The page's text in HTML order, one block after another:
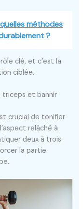
méthodes
?
clé, et c’est la
ciblée.
triceps et bannir
crucial de tonifier
relâché à
deux à trois
la partie